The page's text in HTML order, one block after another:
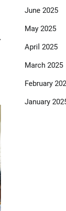
June 2025
May 2025
April 2025
March 2025
February
January